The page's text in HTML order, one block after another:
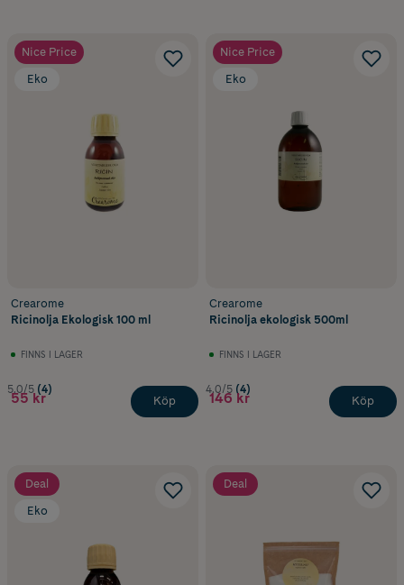
Nice Price
Eko
Crearome
Ricinolja Ekologisk 100 ml
FINNS I LAGER
5.0/5 (4)
55 kr Köp
Nice Price
Eko
Crearome
Ricinolja ekologisk 500ml
FINNS I LAGER
4.0/5 (4)
146 kr Köp
Deal
Eko
Deal